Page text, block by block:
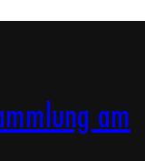
am